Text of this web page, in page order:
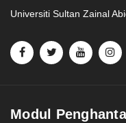
Universiti Sultan Zainal
Modul